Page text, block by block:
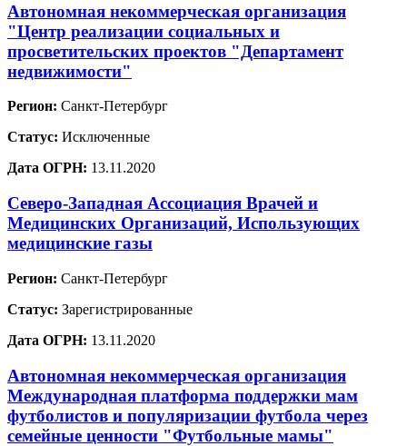
Автономная некоммерческая организация
"Центр реализации социальных и
просветительских проектов "Департамент
недвижимости"
Регион: Санкт-Петербург
Статус: Исключенные
Дата ОГРН: 13.11.2020
Северо-Западная Ассоциация Врачей и
Медицинских Организаций, Использующих
медицинские газы
Регион: Санкт-Петербург
Статус: Зарегистрированные
Дата ОГРН: 13.11.2020
Автономная некоммерческая организация
Международная платформа поддержки мам
футболистов и популяризации футбола через
семейные ценности "Футбольные мамы"